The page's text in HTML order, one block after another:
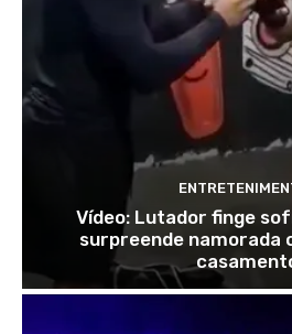
Vídeo: Lutador finge
surpreende namorada